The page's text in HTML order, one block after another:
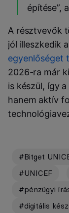
építése”,
A résztvevők
jól illeszkedik
egyenlőséget
2026-ra már
is készül, így
hanem aktív
#Bitget
#UNICEF
#pénzügyi
#digitális